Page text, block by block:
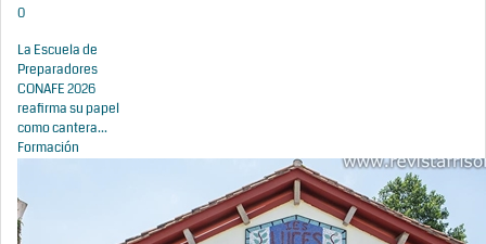
0
La Escuela de
Preparadores
CONAFE 2026
reafirma su papel
como cantera...
Formación